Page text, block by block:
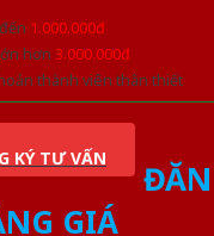
1.000.000đ
hơn 3.000.000đ
thành viên thân thiết
KÝ TƯ VẤN
GIÁ